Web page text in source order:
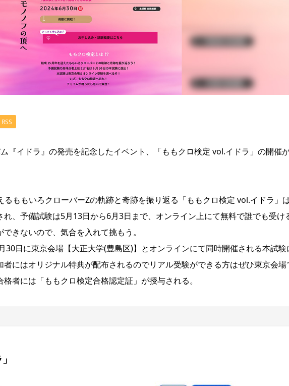
RSS
『イドラ』の発売を記念したイベント、「ももクロ検定 vol.イドラ」の開催
ももいろクローバーZの軌跡と奇跡を振り返る「ももクロ検定 vol.イドラ」は
、予備試験は5月13日から6月3日まで、オンライン上にて無料で誰でも受け
きないので、気合を入れて挑もう。
30日に東京会場【大正大学(豊島区)】とオンラインにて同時開催される本試験
にはオリジナル特典が配布されるのでリアル受験ができる方はぜひ東京会場
者には「ももクロ検定合格認定証」が授与される。